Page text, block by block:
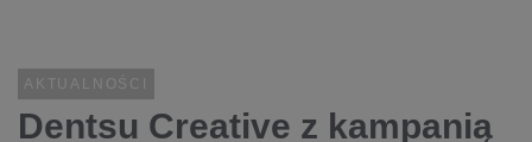
AKTUALNOŚCI
Dentsu Creative z kampanią